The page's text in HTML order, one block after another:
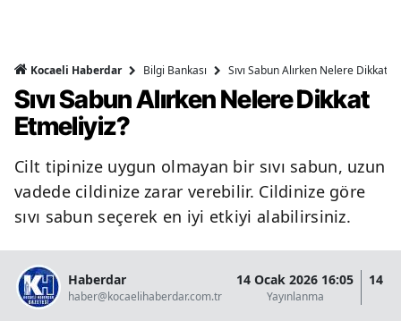
Kocaeli Haberdar Bilgi Bankası Sıvı Sabun Alırken Nelere Dikkat
Sıvı Sabun Alırken Nelere Dikkat
Etmeliyiz?
Cilt tipinize uygun olmayan bir sıvı sabun, uzun
vadede cildinize zarar verebilir. Cildinize göre
sıvı sabun seçerek en iyi etkiyi alabilirsiniz.
Haberdar
haber@kocaelihaberdar.com.tr
14 Ocak 2026 16:05
Yayınlanma
14